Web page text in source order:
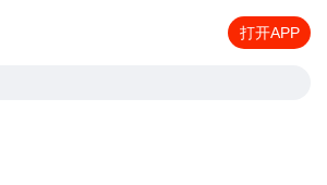
打开APP